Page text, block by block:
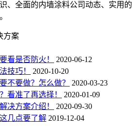
、全面的内墙涂料公司动态、实用的
方案
看是否防火！
2020-06-12
技巧！
2020-10-20
不要做？怎么做？
2020-03-23
看准了再选择！
2020-01-09
决方案介绍！
2020-09-30
几点要了解 2019-12-04